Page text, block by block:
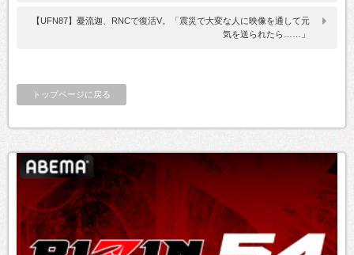
【UFN87】憂流迦、RNCで復活V。「震災で大変な人に映像を通して元
気を送られたら……」
トップページに戻る